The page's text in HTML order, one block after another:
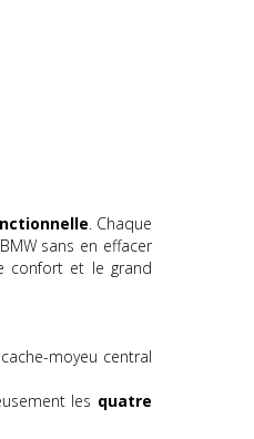
. Chaque
sans en effacer
confort et le grand
moyeu central
les quatre